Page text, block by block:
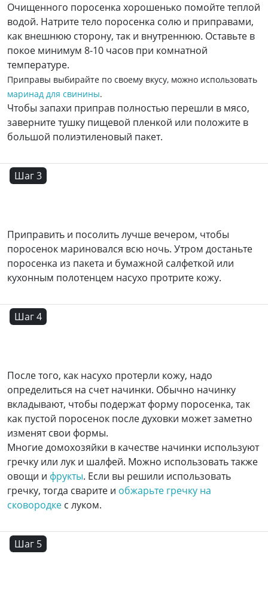
Очищенного поросенка хорошенько помойте теплой
водой. Натрите тело поросенка солю и приправами,
как внешнюю сторону, так и внутреннюю. Оставьте в
покое минимум 8-10 часов при комнатной
температуре.
Приправы выбирайте по своему вкусу, можно использовать
маринад для свинины.
Чтобы запахи приправ полностью перешли в мясо,
заверните тушку пищевой пленкой или положите в
большой полиэтиленовый пакет.
Шаг 3
Приправить и посолить лучше вечером, чтобы
поросенок мариновался всю ночь. Утром достаньте
поросенка из пакета и бумажной салфеткой или
кухонным полотенцем насухо протрите кожу.
Шаг 4
После того, как насухо протерли кожу, надо
определиться на счет начинки. Обычно начинку
вкладывают, чтобы подержат форму поросенка, так
как пустой поросенок после духовки может заметно
изменят свои формы.
Многие домохозяйки в качестве начинки используют
гречку или лук и шалфей. Можно использовать также
овощи и фрукты. Если вы решили использовать
гречку, тогда сварите и обжарьте гречку на
сковородке с луком.
Шаг 5